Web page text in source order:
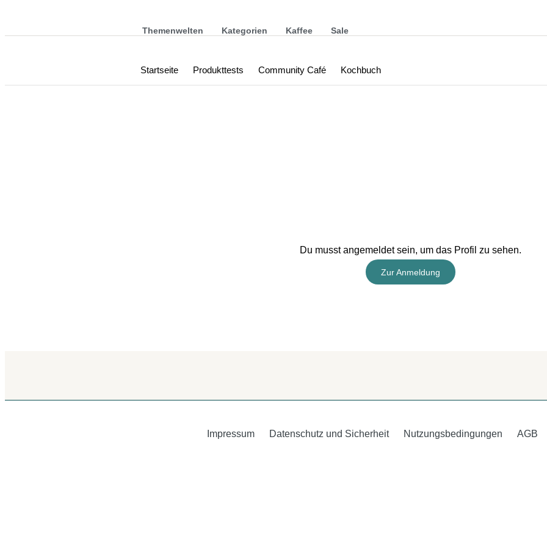
Themenwelten Kategorien Kaffee Sale
Startseite Produkttests Community Café Kochbuch
Du musst angemeldet sein, um das Profil zu sehen.
Zur Anmeldung
Impressum Datenschutz und Sicherheit Nutzungsbedingungen AGB